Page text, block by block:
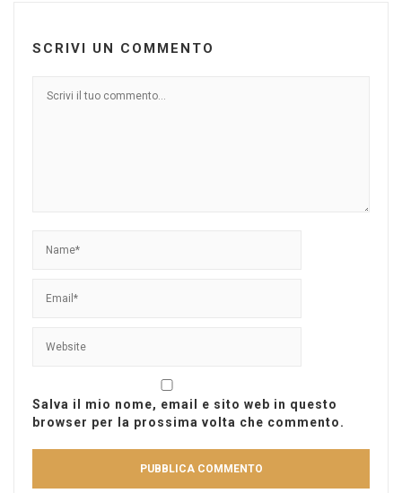
SCRIVI UN COMMENTO
Salva il mio nome, email e sito web in questo
browser per la prossima volta che commento.